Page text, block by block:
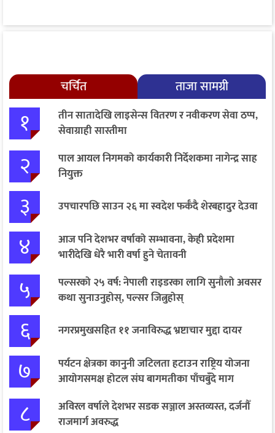
चर्चित ताजा सामग्री
१
तीन सातादेखि लाइसेन्स वितरण र नवीकरण सेवा ठप्प,
सेवाग्राही सास्तीमा
२
पाल आयल निगमको कार्यकारी निर्देशकमा नागेन्द्र साह
नियुक्त
३ उपचारपछि साउन २६ मा स्वदेश फर्कँदै शेरबहादुर देउवा
४
आज पनि देशभर वर्षाको सम्भावना, केही प्रदेशमा
भारीदेखि धेरै भारी वर्षा हुने चेतावनी
५
पल्सरको २५ वर्ष: नेपाली राइडरका लागि सुनौलो अवसर
कथा सुनाउनुहोस्, पल्सर जित्नुहोस्
६ नगरप्रमुखसहित ११ जनाविरुद्ध भ्रष्टाचार मुद्दा दायर
७
पर्यटन क्षेत्रका कानुनी जटिलता हटाउन राष्ट्रिय योजना
आयोगसमक्ष होटल संघ बागमतीका पाँचबुँदे माग
८
अविरल वर्षाले देशभर सडक सञ्जाल अस्तव्यस्त, दर्जनौँ
राजमार्ग अवरुद्ध